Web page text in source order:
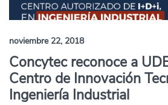
noviembre 22, 2018
Concytec reconoce a
Centro de Innovación
Ingeniería Industrial